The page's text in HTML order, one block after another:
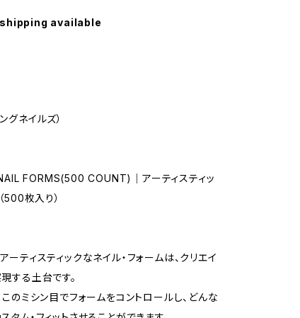
available
ネイルズ）
FORMS(500 COUNT)｜アーティスティッ
500枚入り）
ーティスティックなネイル・フォームは、クリエイ
する土台です。
このミシン目でフォームをコントロールし、どんな